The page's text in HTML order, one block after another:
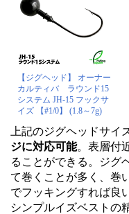
【ジグヘッド】 オーナー
カルティバ ラウンド15
システム JH-15 フックサ
イズ 【#1/0】 (1.8～7g)
上記のジグヘッドサイ
ジに対応可能。表層付
ることができる。ジグ
て巻くことが多く、巻
でフッキングすれば良
シンプルイズベストの